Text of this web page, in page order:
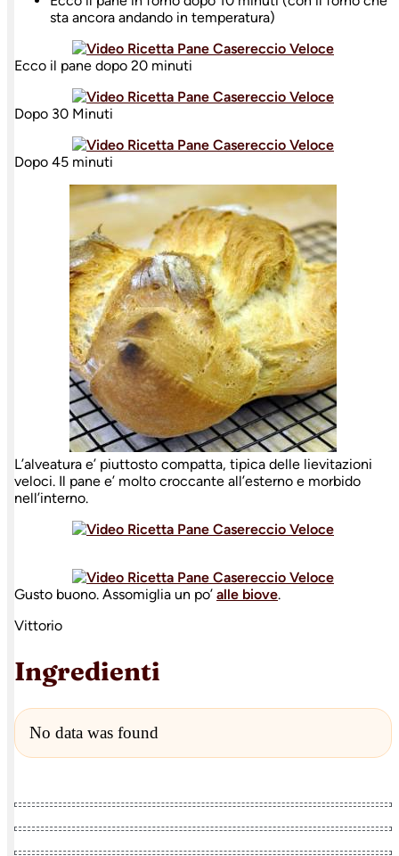
sta ancora andando in temperatura)
Ecco il pane dopo 20 minuti
Dopo 30 Minuti
Dopo 45 minuti
L’alveatura e’ piuttosto compatta, tipica delle lievitazioni
veloci. Il pane e’ molto croccante all’esterno e morbido
nell’interno.
Gusto buono. Assomiglia un po’ alle biove.
Vittorio
Ingredienti
No data was found